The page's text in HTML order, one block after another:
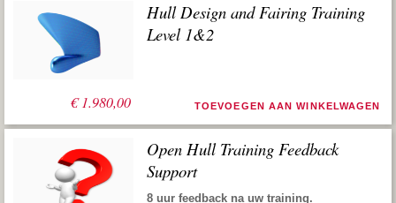
€1.980,00
Hull Design and Fairing Training
Level 1&2
TOEVOEGEN AAN WINKELWAGEN
Open Hull Training Feedback
Support
8 uur feedback na uw training.